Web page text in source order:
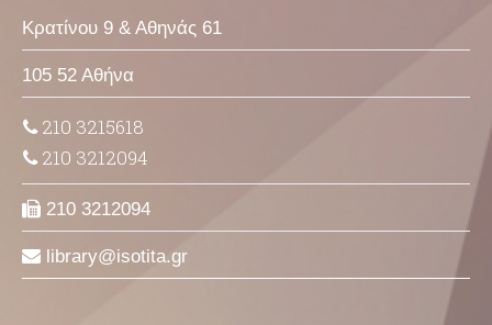
Κρατίνου 9 & Αθηνάς 61
105 52 Αθήνα
210 3215618
210 3212094
210 3212094
library isotita gr